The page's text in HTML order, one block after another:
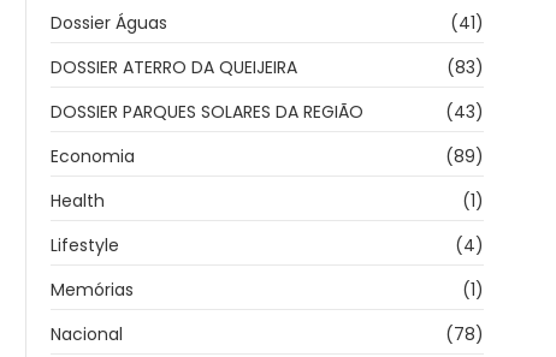
Dossier Águas
(41)
DOSSIER ATERRO DA QUEIJEIRA
(83)
DOSSIER PARQUES SOLARES DA REGIÃO
(43)
Economia
(89)
Health
(1)
Lifestyle
(4)
Memórias
(1)
Nacional
(78)